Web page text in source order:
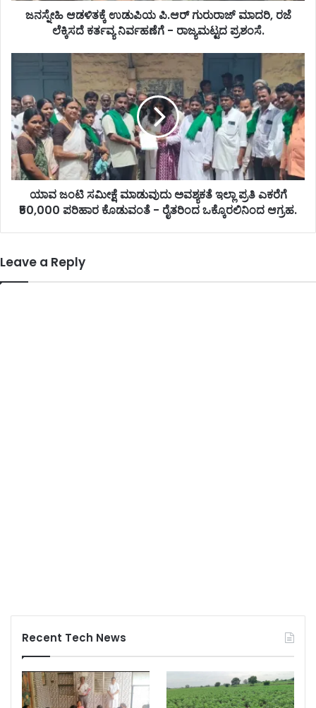
ಜನಸ್ನೇಹಿ ಆಡಳಿತಕ್ಕೆ ಉಡುಪಿಯ ಪಿ.ಆರ್ ಗುರುರಾಜ್ ಮಾದರಿ, ರಜೆ
ಲೆಕ್ಕಿಸದೆ ಕರ್ತವ್ಯ ನಿರ್ವಹಣೆಗೆ - ರಾಜ್ಯಮಟ್ಟದ ಪ್ರಶಂಸೆ.
ಯಾವ ಜಂಟಿ ಸಮೀಕ್ಷೆ ಮಾಡುವುದು ಅವಶ್ಯಕತೆ ಇಲ್ಲಾ ಪ್ರತಿ ಎಕರೆಗೆ
₹50,000 ಪರಿಹಾರ ಕೊಡುವಂತೆ - ರೈತರಿಂದ ಒಕ್ಕೊರಲಿನಿಂದ ಆಗ್ರಹ.
Leave a Reply
Recent Tech News